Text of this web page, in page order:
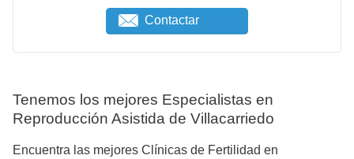
Contactar
Tenemos los mejores Especialistas en
Reproducción Asistida de Villacarriedo
Encuentra las mejores Clínicas de Fertilidad en